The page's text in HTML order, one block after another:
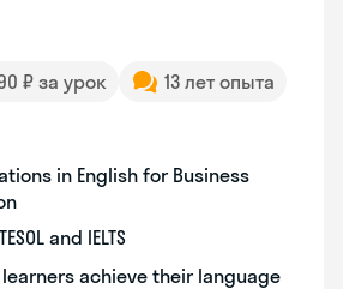
₽ за урок
13 лет опыта
in English for Business
and IELTS
achieve their language